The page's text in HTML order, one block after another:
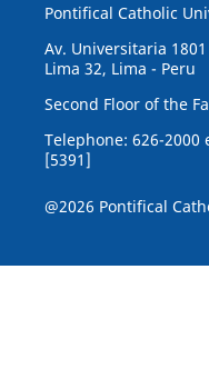
Pontifical Catholic
Av. Universitaria
Lima 32, Lima - Peru
Second Floor of the
Telephone: 626-2000
[5391]
@2026 Pontifical